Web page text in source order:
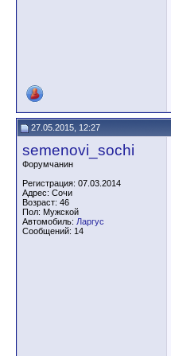
27.05.2015, 12:27
semenovi_sochi
Форумчанин
Регистрация: 07.03.2014
Адрес: Сочи
Возраст: 46
Пол: Мужской
Автомобиль: Ларгус
Сообщений: 14